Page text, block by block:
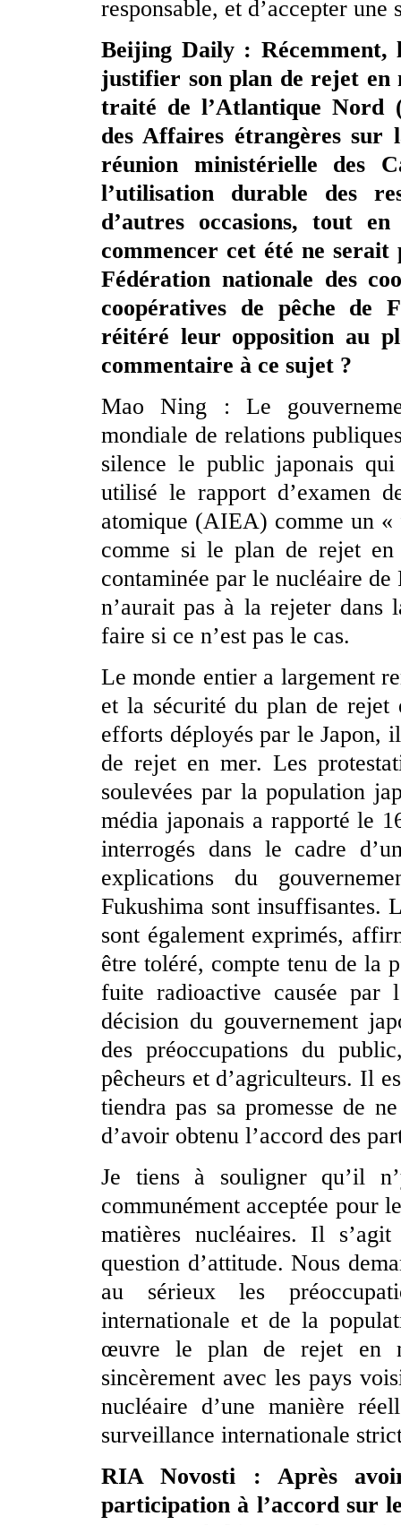
responsable, et d’accepter
Beijing Daily : Récemment,
justifier son plan de rejet en
traité de l’Atlantique Nord
des Affaires étrangères sur
réunion ministérielle des
l’utilisation durable des
d’autres occasions, tout
commencer cet été ne
Fédération nationale des
coopératives de pêche de
réitéré leur opposition au
commentaire à ce sujet ?
Mao Ning : Le
mondiale de relations
silence le public japonais
utilisé le rapport d’examen
atomique (AIEA) comme un
comme si le plan de rejet
contaminée par le nucléaire
n’aurait pas à la rejeter dans
faire si ce n’est pas le cas.
Le monde entier a largement
et la sécurité du plan de rejet
efforts déployés par le Japon,
de rejet en mer. Les
soulevées par la population
média japonais a rapporté le
interrogés dans le cadre
explications du
Fukushima sont insuffisantes.
sont également exprimés,
être toléré, compte tenu de la
fuite radioactive causée par
décision du gouvernement
des préoccupations du
pêcheurs et d’agriculteurs. Il
tiendra pas sa promesse de
d’avoir obtenu l’accord des
Je tiens à souligner qu’il
communément acceptée pour
matières nucléaires. Il
question d’attitude. Nous
au sérieux les
internationale et de la
œuvre le plan de rejet en
sincèrement avec les pays
nucléaire d’une manière
surveillance internationale
RIA Novosti : Après
participation à l’accord sur